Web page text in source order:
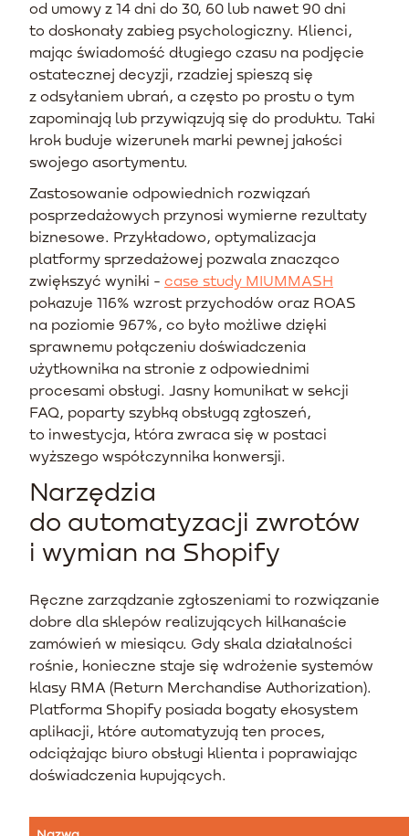
od umowy z 14 dni do 30, 60 lub nawet 90 dni
to doskonały zabieg psychologiczny. Klienci,
mając świadomość długiego czasu na podjęcie
ostatecznej decyzji, rzadziej spieszą się
z odsyłaniem ubrań, a często po prostu o tym
zapominają lub przywiązują się do produktu. Taki
krok buduje wizerunek marki pewnej jakości
swojego asortymentu.
Zastosowanie odpowiednich rozwiązań
posprzedażowych przynosi wymierne rezultaty
biznesowe. Przykładowo, optymalizacja
platformy sprzedażowej pozwala znacząco
zwiększyć wyniki - case study MIUMMASH
pokazuje 116% wzrost przychodów oraz ROAS
na poziomie 967%, co było możliwe dzięki
sprawnemu połączeniu doświadczenia
użytkownika na stronie z odpowiednimi
procesami obsługi. Jasny komunikat w sekcji
FAQ, poparty szybką obsługą zgłoszeń,
to inwestycja, która zwraca się w postaci
wyższego współczynnika konwersji.
Narzędzia
do automatyzacji zwrotów
i wymian na Shopify
Ręczne zarządzanie zgłoszeniami to rozwiązanie
dobre dla sklepów realizujących kilkanaście
zamówień w miesiącu. Gdy skala działalności
rośnie, konieczne staje się wdrożenie systemów
klasy RMA (Return Merchandise Authorization).
Platforma Shopify posiada bogaty ekosystem
aplikacji, które automatyzują ten proces,
odciążając biuro obsługi klienta i poprawiając
doświadczenia kupujących.